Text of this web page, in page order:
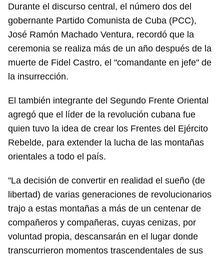
Durante el discurso central, el número dos del
gobernante Partido Comunista de Cuba (PCC),
José Ramón Machado Ventura, recordó que la
ceremonia se realiza más de un año después de la
muerte de Fidel Castro, el "comandante en jefe" de
la insurrección.
El también integrante del Segundo Frente Oriental
agregó que el líder de la revolución cubana fue
quien tuvo la idea de crear los Frentes del Ejército
Rebelde, para extender la lucha de las montañas
orientales a todo el país.
"La decisión de convertir en realidad el sueño (de
libertad) de varias generaciones de revolucionarios
trajo a estas montañas a más de un centenar de
compañeros y compañeras, cuyas cenizas, por
voluntad propia, descansarán en el lugar donde
transcurrieron momentos trascendentales de sus